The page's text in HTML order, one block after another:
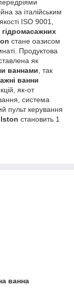
за італійським
ISO 9001,
гідромасажних
стане оазисом
Продуктова
як
ваннами, так
ванни
як-от
система
пульт керування
становить 1
ванна